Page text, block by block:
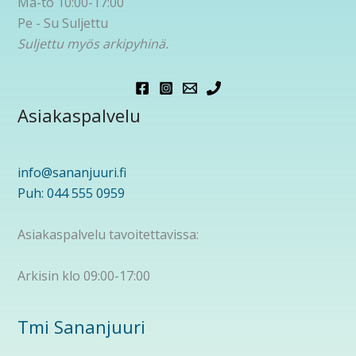
Pe - Su Suljettu
Suljettu myös arkipyhinä.
Asiakaspalvelu
info@sananjuuri.fi
Puh: 044 555 0959
Asiakaspalvelu tavoitettavissa:
Arkisin klo 09:00-17:00
Tmi Sananjuuri